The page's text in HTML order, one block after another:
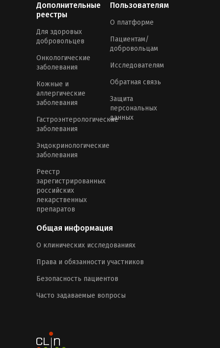
Дополнительные
реестры
Для здоровых
добровольцев
Онкологические
заболевания
Кожные и
аллергические
заболевания
Гастроэнтерологические
заболевания
Эндокринологические
заболевания
Реестр
зарегистрированных
российских
лекарственных
препаратов
Пользователям
О платформе
Пациентам/
добровольцам
Исследователям
Обратная связь
Защита
персональных
данных
Общая информация
О клинических исследованиях
Права и обязанности участников
Безопасность пациентов
Часто задаваемые вопросы